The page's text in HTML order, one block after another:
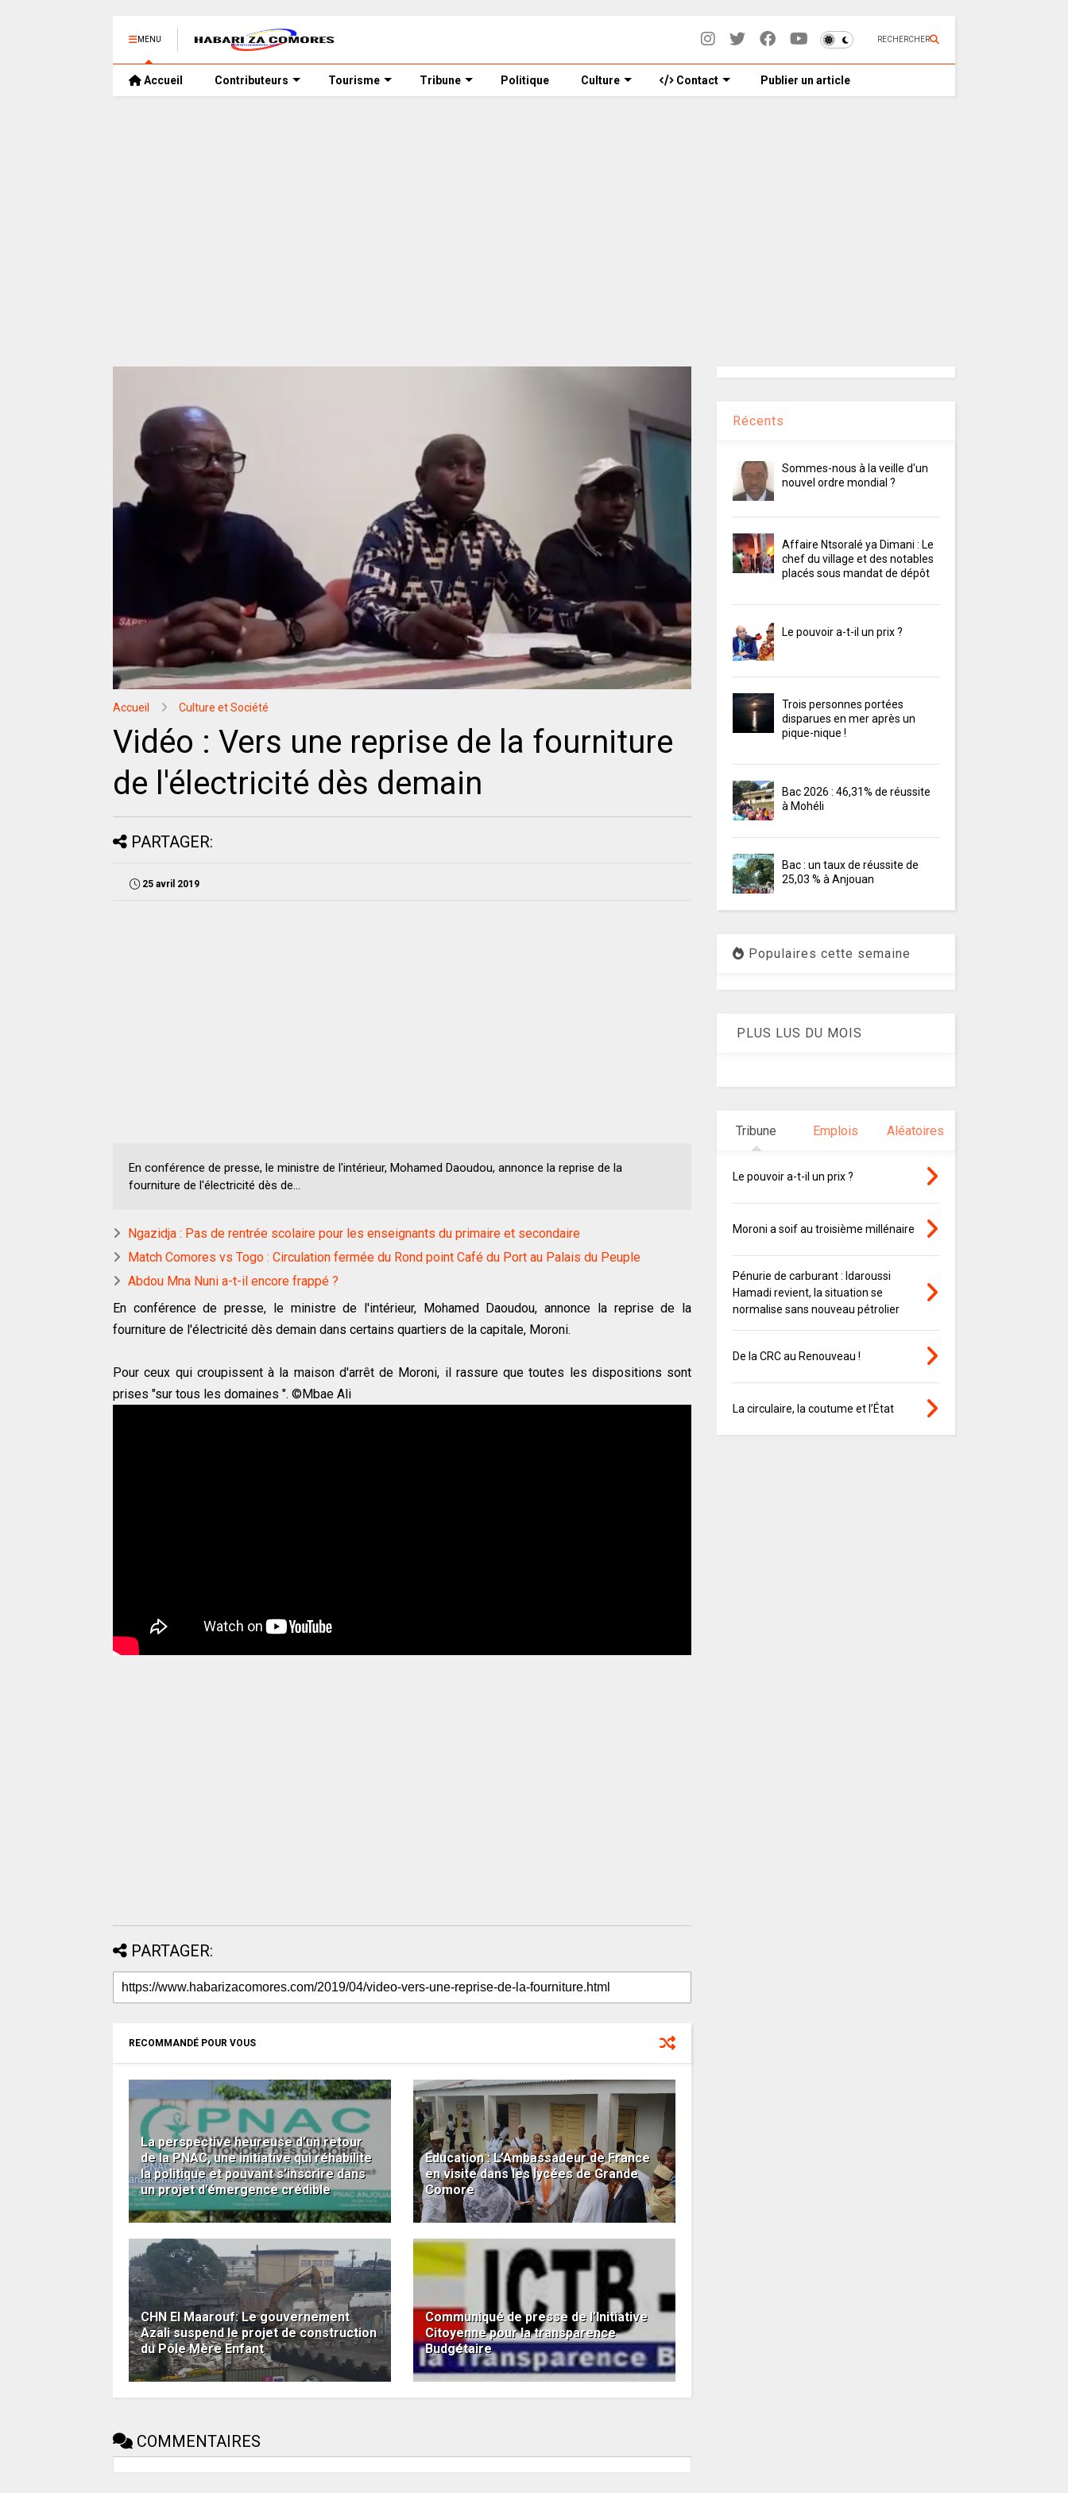
MENU RECHERCHER
Accueil Contributeurs Tourisme Tribune Politique Culture Contact Publier un article
Accueil Culture et Société
Vidéo : Vers une reprise de la fourniture
de l'électricité dès demain
PARTAGER:
25 avril 2019
En conférence de presse, le ministre de l'intérieur, Mohamed Daoudou, annonce la reprise de la
fourniture de l'électricité dès de...
Ngazidja : Pas de rentrée scolaire pour les enseignants du primaire et secondaire
Match Comores vs Togo : Circulation fermée du Rond point Café du Port au Palais du Peuple
Abdou Mna Nuni a-t-il encore frappé ?
En conférence de presse, le ministre de l'intérieur, Mohamed Daoudou, annonce la reprise de la
fourniture de l'électricité dès demain dans certains quartiers de la capitale, Moroni.
Pour ceux qui croupissent à la maison d'arrêt de Moroni, il rassure que toutes les dispositions sont
prises "sur tous les domaines ". ©Mbae Ali
PARTAGER:
RECOMMANDÉ POUR VOUS
La perspective heureuse d’un retour
de la PNAC, une initiative qui réhabilite
la politique et pouvant s’inscrire dans
un projet d’émergence crédible
Education : L’Ambassadeur de France
en visite dans les lycées de Grande
Comore
CHN El Maarouf: Le gouvernement
Azali suspend le projet de construction
du Pôle Mère Enfant
Communiqué de presse de l’Initiative
Citoyenne pour la transparence
Budgétaire
COMMENTAIRES
Récents
Sommes-nous à la veille d'un
nouvel ordre mondial ?
Affaire Ntsoralé ya Dimani : Le
chef du village et des notables
placés sous mandat de dépôt
Le pouvoir a-t-il un prix ?
Trois personnes portées
disparues en mer après un
pique-nique !
Bac 2026 : 46,31% de réussite
à Mohéli
Bac : un taux de réussite de
25,03 % à Anjouan
Populaires cette semaine
PLUS LUS DU MOIS
Tribune Emplois Aléatoires
Le pouvoir a-t-il un prix ?
Moroni a soif au troisième millénaire
Pénurie de carburant : Idaroussi
Hamadi revient, la situation se
normalise sans nouveau pétrolier
De la CRC au Renouveau !
La circulaire, la coutume et l’État